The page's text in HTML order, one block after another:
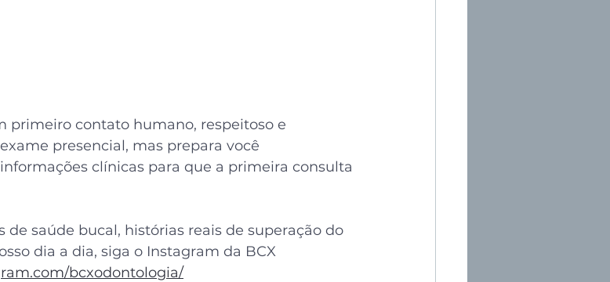
primeiro contato humano, respeitoso e
presencial, mas prepara você
clínicas para que a primeira consulta
de saúde bucal, histórias reais de superação do
dia a dia, siga o Instagram da BCX
bcxodontologia/